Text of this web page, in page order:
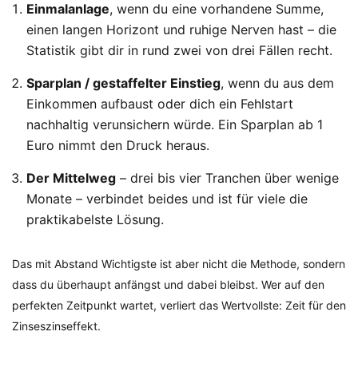
Einmalanlage, wenn du eine vorhandene Summe,
einen langen Horizont und ruhige Nerven hast – die
Statistik gibt dir in rund zwei von drei Fällen recht.
Sparplan / gestaffelter Einstieg, wenn du aus dem
Einkommen aufbaust oder dich ein Fehlstart
nachhaltig verunsichern würde. Ein Sparplan ab 1
Euro nimmt den Druck heraus.
Der Mittelweg – drei bis vier Tranchen über wenige
Monate – verbindet beides und ist für viele die
praktikabelste Lösung.
Das mit Abstand Wichtigste ist aber nicht die Methode, sondern
dass du überhaupt anfängst und dabei bleibst. Wer auf den
perfekten Zeitpunkt wartet, verliert das Wertvollste: Zeit für den
Zinseszinseffekt.